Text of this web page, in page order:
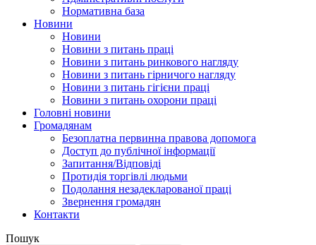
Нормативна база
Новини
Новини
Новини з питань праці
Новини з питань ринкового нагляду
Новини з питань гірничого нагляду
Новини з питань гігієни праці
Новини з питань охорони праці
Головні новини
Громадянам
Безоплатна первинна правова допомога
Доступ до публічної інформації
Запитання/Відповіді
Протидія торгівлі людьми
Подолання незадекларованої праці
Звернення громадян
Контакти
Пошук